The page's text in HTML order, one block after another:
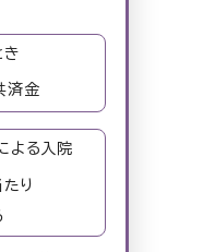
き
済金
よる入院
り